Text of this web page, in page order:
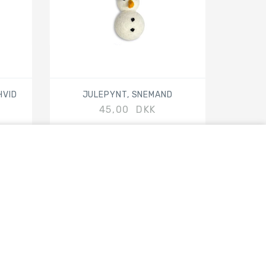
JULEPYNT, SNEMAND
45,00 DKK